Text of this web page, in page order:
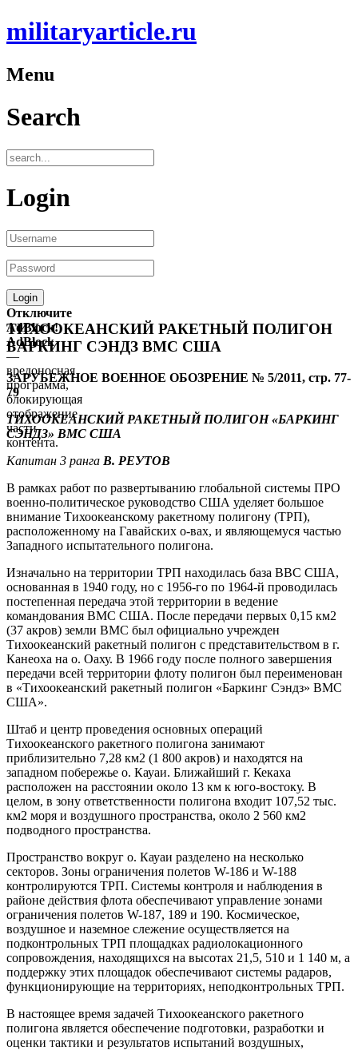
militaryarticle.ru
Menu
Search
Login
Отключите
AdBlock!
AdBlock
—
вредоносная
программа,
блокирующая
отображение
части
контента.
ТИХООКЕАНСКИЙ РАКЕТНЫЙ ПОЛИГОН
БАРКИНГ СЭНДЗ ВМС США
ЗАРУБЕЖНОЕ ВОЕННОЕ ОБОЗРЕНИЕ № 5/2011, стр. 77-
79
ТИХООКЕАНСКИЙ РАКЕТНЫЙ ПОЛИГОН «БАРКИНГ
СЭНДЗ» ВМС США
Капитан 3 ранга В. РЕУТОВ
В рамках работ по развертыванию глобальной системы ПРО
военно-политическое руководство США уделяет большое
внимание Тихоокеанскому ракетному полигону (ТРП),
расположенному на Гавайских о-вах, и являющемуся частью
Западного испытательного полигона.
Изначально на территории ТРП находилась база ВВС США,
основанная в 1940 году, но с 1956-го по 1964-й проводилась
постепенная передача этой территории в ведение
командования ВМС США. После передачи первых 0,15 км2
(37 акров) земли ВМС был официально учрежден
Тихоокеанский ракетный полигон с представительством в г.
Канеоха на о. Оаху. В 1966 году после полного завершения
передачи всей территории флоту полигон был переименован
в «Тихоокеанский ракетный полигон «Баркинг Сэндз» ВМС
США».
Штаб и центр проведения основных операций
Тихоокеанского ракетного полигона занимают
приблизительно 7,28 км2 (1 800 акров) и находятся на
западном побережье о. Кауаи. Ближайший г. Кекаха
расположен на расстоянии около 13 км к юго-востоку. В
целом, в зону ответственности полигона входит 107,52 тыс.
км2 моря и воздушного пространства, около 2 560 км2
подводного пространства.
Пространство вокруг о. Кауаи разделено на несколько
секторов. Зоны ограничения полетов W-186 и W-188
контролируются ТРП. Системы контроля и наблюдения в
районе действия флота обеспечивают управление зонами
ограничения полетов W-187, 189 и 190. Космическое,
воздушное и наземное слежение осуществляется на
подконтрольных ТРП площадках радиолокационного
сопровождения, находящихся на высотах 21,5, 510 и 1 140 м, а
поддержку этих площадок обеспечивают системы радаров,
функционирующие на территориях, неподконтрольных ТРП.
В настоящее время задачей Тихоокеанского ракетного
полигона является обеспечение подготовки, разработки и
оценки тактики и результатов испытаний воздушных,